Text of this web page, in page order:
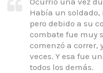
Había un soldado,
pero debido a su
combate fue muy
comenzó a correr,
veces. Y esa fue
todos los demás.